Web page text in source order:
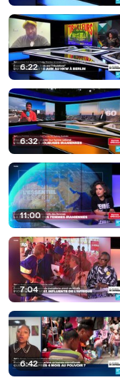
6:22
6:32
11:00
7:04
6:42